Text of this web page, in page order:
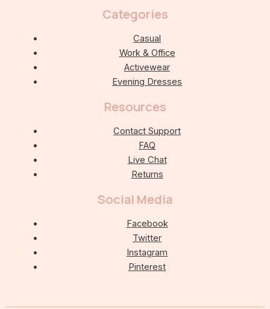
Categories
Casual
Work & Office
Activewear
Evening Dresses
Resources
Contact Support
FAQ
Live Chat
Returns
Social Media
Facebook
Twitter
Instagram
Pinterest